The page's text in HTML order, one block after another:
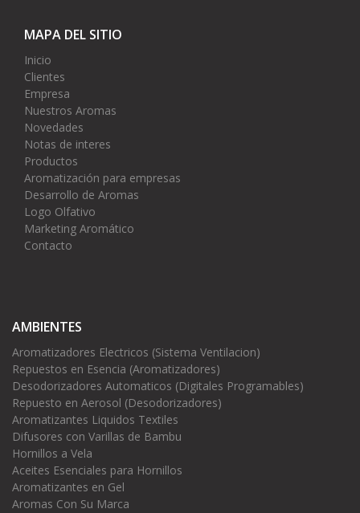
MAPA DEL SITIO
Inicio
Clientes
Empresa
Nuestros Aromas
Novedades
Notas de interes
Productos
Aromatización para empresas
Desarrollo de Aromas
Logo Olfativo
Marketing Aromático
Contacto
AMBIENTES
Aromatizadores Electricos (Sistema Ventilacion)
Repuestos en Esencia (Aromatizadores)
Desodorizadores Automaticos (Digitales Programables)
Repuesto en Aerosol (Desodorizadores)
Aromatizantes Liquidos Textiles
Difusores con Varillas de Bambu
Hornillos a Vela
Aceites Esenciales para Hornillos
Aromatizantes en Gel
Aromas Con Su Marca